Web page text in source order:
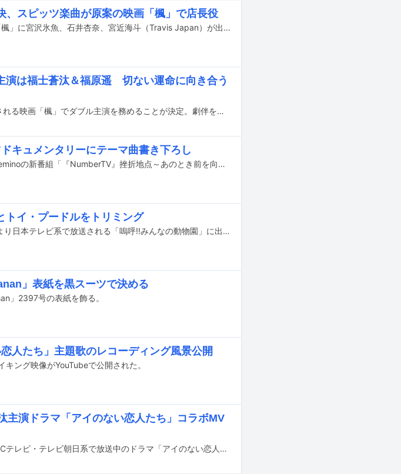
スピッツ楽曲が原案の映画「楓」で店長役
スピッツの人気曲「楓」を原案にした映画「楓」に宮沢氷魚、石井杏奈、宮近海斗（Travis Japan）が出演する。
演は福士蒼汰＆福原遥 切ない運命に向き合う
福士蒼汰と福原遥が、12月19日に全国公開される映画「楓」でダブル主演を務めることが決定。劇伴を含む音楽をYaffleが担当することが発表された。
キュメンタリーにテーマ曲書き下ろし
クリープハイプの新曲「インタビュー」がLeminoの新番組「『NumberTV』挫折地点～あのとき前を向いた理由～」のテーマソングに決定した。
トイ・プードルをトリミング
松島聡（timelesz）が、本日5月18日19:00より日本テレビ系で放送される「嗚呼!!みんなの動物園」に出演する。
」表紙を黒スーツで決める
」2397号の表紙を飾る。
人たち」主題歌のレコーディング風景公開
ング映像がYouTubeで公開された。
主演ドラマ「アイのない恋人たち」コラボMV
THE BEAT GARDENの新曲「present」とABCテレビ・テレビ朝日系で放送中のドラマ「アイのない恋人たち」のコラボミュージックビデオがYouTubeで公開された。